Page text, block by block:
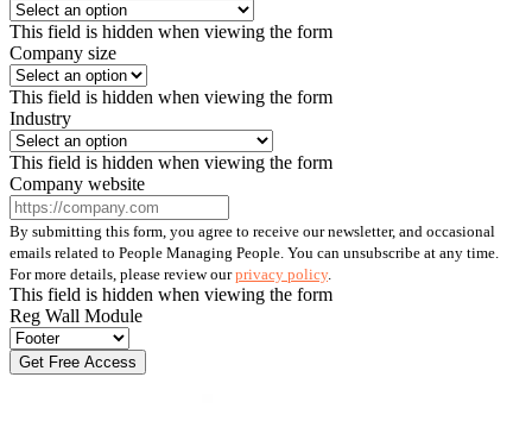
This field is hidden when viewing the form
Company size
This field is hidden when viewing the form
Industry
This field is hidden when viewing the form
Company website
By submitting this form, you agree to receive our newsletter, and occasional
emails related to People Managing People. You can unsubscribe at any time.
For more details, please review ourprivacy policy.
This field is hidden when viewing the form
Reg Wall Module